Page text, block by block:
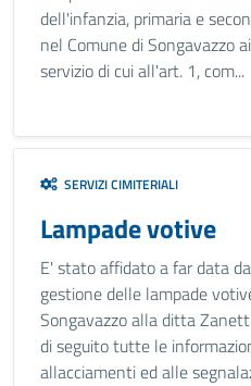
dell'infanzia, primaria e
nel Comune di Songavazzo
servizio di cui all'art. 1, com...
SERVIZI CIMITERIALI
Lampade votive
E' stato affidato a far data
gestione delle lampade
Songavazzo alla ditta
di seguito tutte le
allacciamenti ed alle